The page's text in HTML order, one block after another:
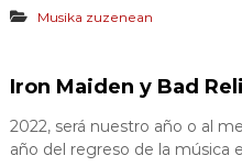
Musika zuzenean
Iron Maiden y Bad
2022, será nuestro año o al
año del regreso de la música